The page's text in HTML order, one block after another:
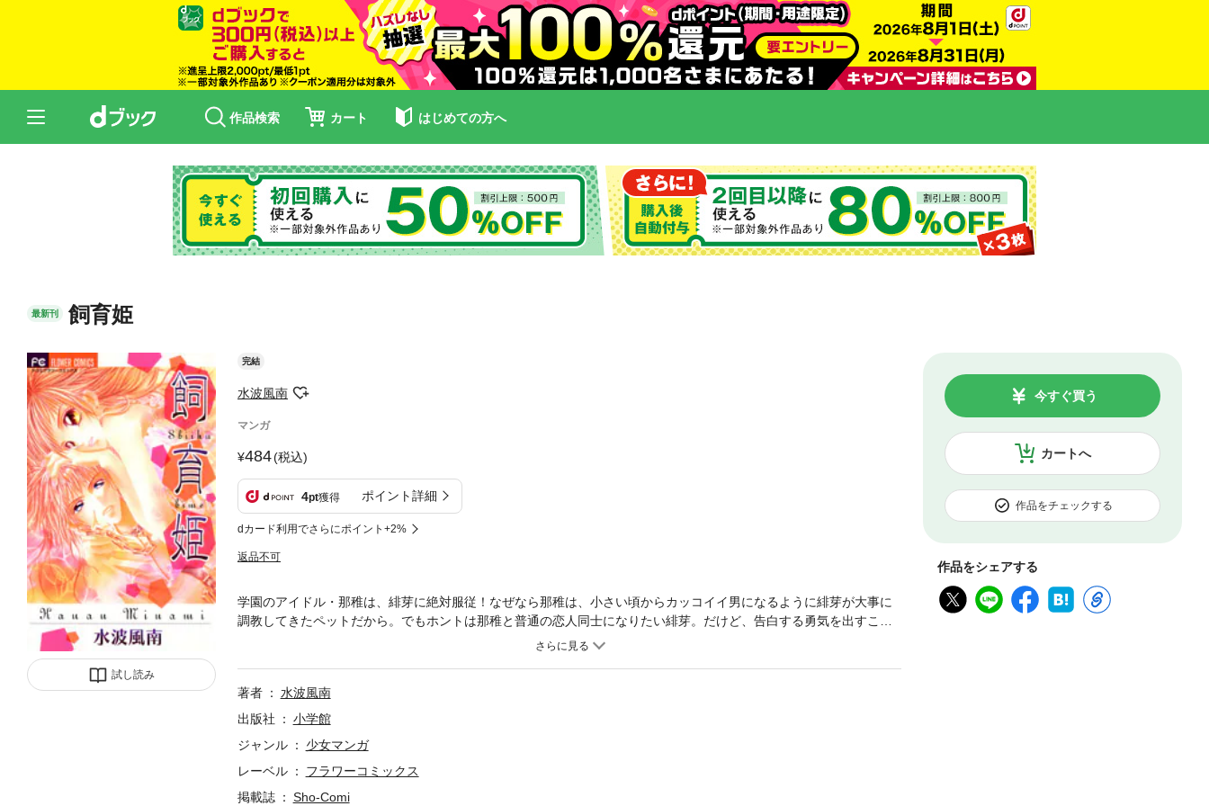
作品検索 カート はじめての方へ
最新刊 飼育姫
試し読み
完結
水波風南
マンガ
484(税込)
4pt獲得 ポイント詳細
dカード利用でさらにポイント+2%
返品不可
カートへ
今すぐ買う
作品をチェックする
作品をシェアする
学園のアイドル・那稚は、緋芽に絶対服従！なぜなら那稚は、小さい頃からカッコイイ男になるように緋芽が大事に
調教してきたペットだから。でもホントは那稚と普通の恋人同士になりたい緋芽。だけど、告白する勇気を出すこと
著者
水波風南
出版社
小学館
ジャンル
少女マンガ
レーベル
フラワーコミックス
掲載誌
Sho-Comi